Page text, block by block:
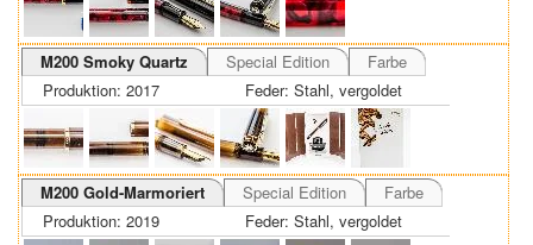
M200 Smoky Quartz Special Edition
Farbe
Produktion: 2017
Feder: Stahl, vergoldet
M200 Gold-Marmoriert Special Edition
Farbe
Produktion: 2019
Feder: Stahl, vergoldet